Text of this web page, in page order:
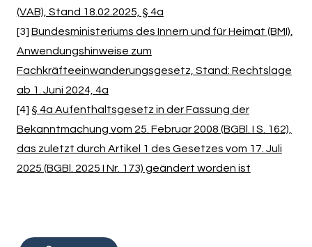
(VAB), Stand 18.02.2025, § 4a
[3] Bundesministeriums des Innern und für Heimat (BMI),
Anwendungshinweise zum
Fachkräfteeinwanderungsgesetz, Stand: Rechtslage
ab 1. Juni 2024, 4a
[4] § 4a Aufenthaltsgesetz in der Fassung der
Bekanntmachung vom 25. Februar 2008 (BGBl. I S. 162),
das zuletzt durch Artikel 1 des Gesetzes vom 17. Juli
2025 (BGBl. 2025 I Nr. 173) geändert worden ist